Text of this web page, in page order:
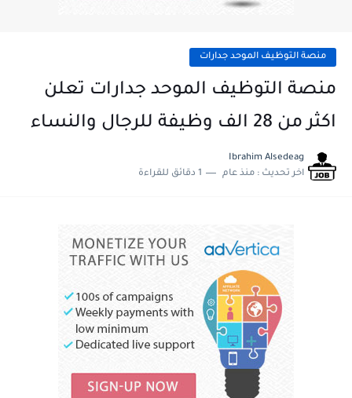
منصة التوظيف الموحد جدارات
منصة التوظيف الموحد جدارات تعلن
اكثر من 28 الف وظيفة للرجال والنساء
Ibrahim Alsedeag
اخر تحديث : منذ عام 1 دقائق للقراءة